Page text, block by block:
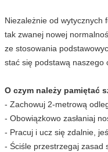
Niezależnie od wytycznych
tak zwanej nowej
ze stosowania
stać się podstawą naszego
O czym należy pamiętać
- Zachowuj 2-metrową
- Obowiązkowo zasłaniaj
- Pracuj i ucz się zdalnie,
- Ściśle przestrzegaj zasad